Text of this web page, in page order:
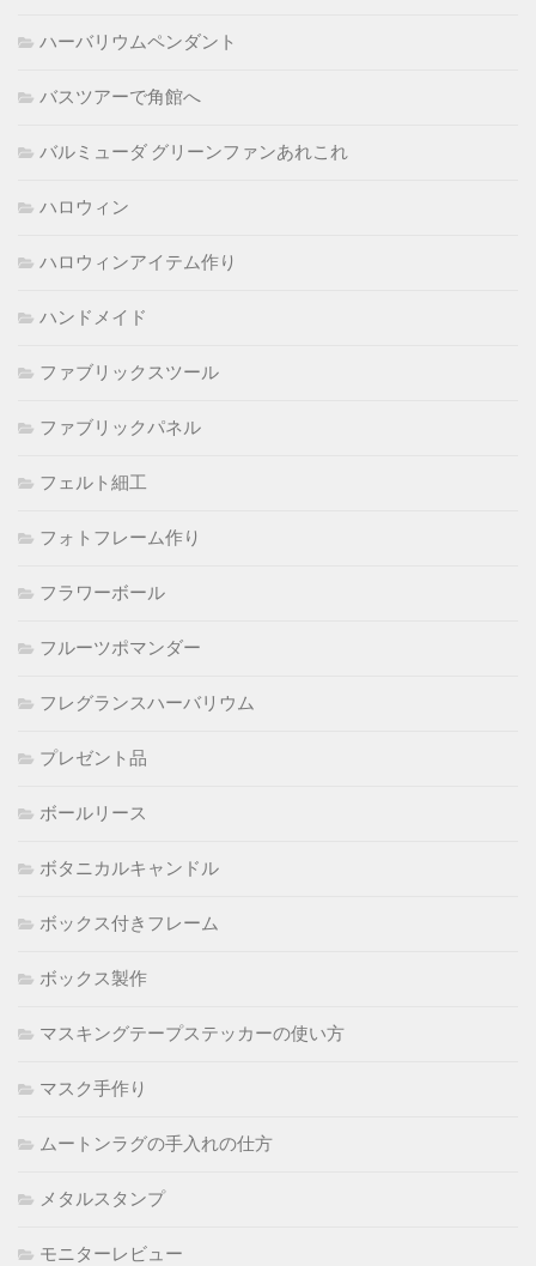
ハーバリウムペンダント
バスツアーで角館へ
バルミューダ グリーンファンあれこれ
ハロウィン
ハロウィンアイテム作り
ハンドメイド
ファブリックスツール
ファブリックパネル
フェルト細工
フォトフレーム作り
フラワーボール
フルーツポマンダー
フレグランスハーバリウム
プレゼント品
ボールリース
ボタニカルキャンドル
ボックス付きフレーム
ボックス製作
マスキングテープステッカーの使い方
マスク手作り
ムートンラグの手入れの仕方
メタルスタンプ
モニターレビュー